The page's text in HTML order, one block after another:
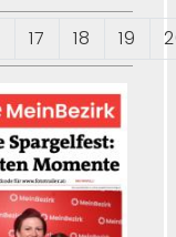
17 18 19